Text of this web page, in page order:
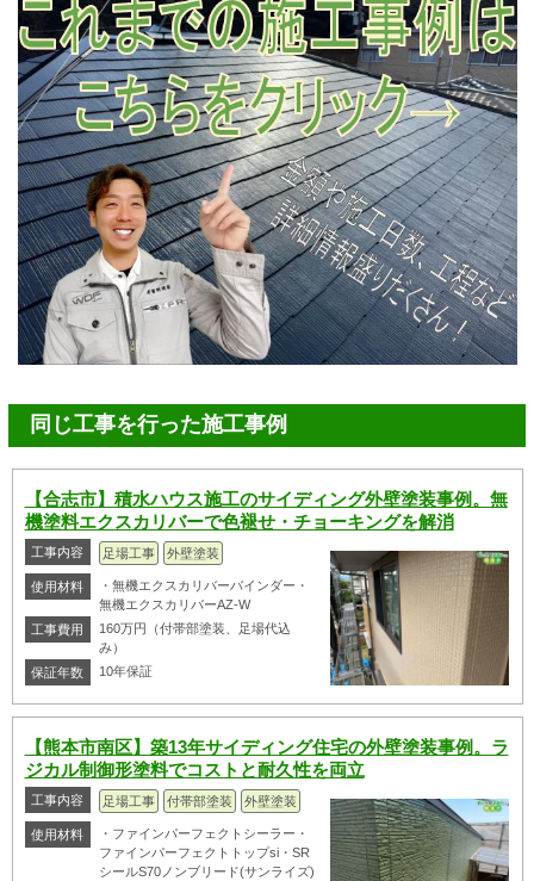
同じ工事を行った施工事例
【合志市】積水ハウス施工のサイディング外壁塗装事例。無
機塗料エクスカリバーで色褪せ・チョーキングを解消
工事内容 足場工事 外壁塗装
使用材料
・無機エクスカリバーバインダー・
無機エクスカリバーAZ-W
工事費用
160万円（付帯部塗装、足場代込
み）
保証年数
10年保証
【熊本市南区】築13年サイディング住宅の外壁塗装事例。ラ
ジカル制御形塗料でコストと耐久性を両立
工事内容 足場工事 付帯部塗装 外壁塗装
使用材料
・ファインパーフェクトシーラー・
ファインパーフェクトトップsi・SR
シールS70ノンブリード(サンライズ)